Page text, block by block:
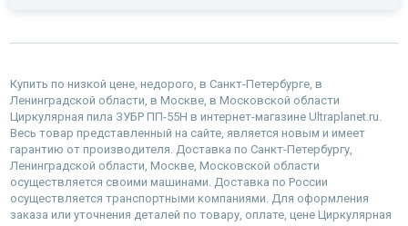
Купить по низкой цене, недорого, в Санкт-Петербурге, в
Ленинградской области, в Москве, в Московской области
Циркулярная пила ЗУБР ПП-55Н в интернет-магазине Ultraplanet.ru.
Весь товар представленный на сайте, является новым и имеет
гарантию от производителя. Доставка по Санкт-Петербургу,
Ленинградской области, Москве, Московской области
осуществляется своими машинами. Доставка по России
осуществляется транспортными компаниями. Для оформления
заказа или уточнения деталей по товару, оплате, цене Циркулярная